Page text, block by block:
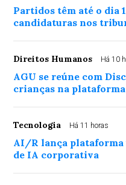
Partidos têm até o dia
candidaturas nos
Direitos Humanos Há 10
AGU se reúne com
crianças na plataforma
Tecnologia Há 11 horas
AI/R lança plataforma
de IA corporativa